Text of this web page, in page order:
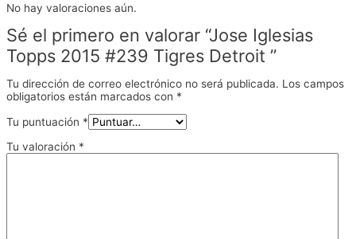
No hay valoraciones aún.
Sé el primero en valorar “Jose Iglesias
Topps 2015 #239 Tigres Detroit ”
Tu dirección de correo electrónico no será publicada. Los campos
obligatorios están marcados con *
Tu puntuación *
Tu valoración *